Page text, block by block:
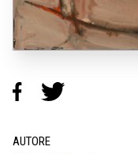
AUTORE